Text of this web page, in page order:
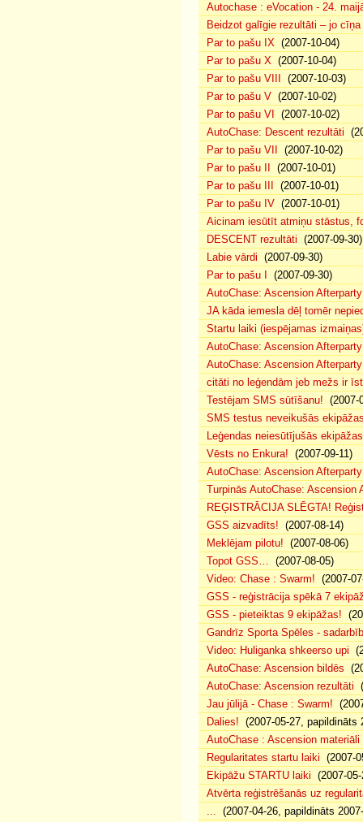
Autochase : eVocation - 24.
Beidzot galīgie rezultāti – jo
Par to pašu IX (2007-10-04)
Par to pašu X (2007-10-04)
Par to pašu VIII
(2007-10-03)
Par to pašu V (2007-10-02)
Par to pašu VI
(2007-10-02)
AutoChase: Descent rezultāti
Par to pašu VII
(2007-10-02)
Par to pašu II
(2007-10-01)
Par to pašu III
(2007-10-01)
Par to pašu IV (2007-10-01)
Aicinam iesūtīt atmiņu stāstus,
DESCENT rezultāti (2007-09-30)
Labie vārdi (2007-09-30)
Par to pašu I
(2007-09-30)
AutoChase: Ascension
JA kāda iemesla dēļ tomēr
Startu laiki (iespējamas
AutoChase: Ascension
AutoChase: Ascension
citāti no leģendām jeb mežs ir
Testējam SMS sūtīšanu! (2007-
SMS testus neveikušās
Leģendas neiesūtījušās ekipāžas
Vēsts no Enkura! (2007-09-11)
AutoChase: Ascension
Turpinās AutoChase: Ascension
REĢISTRĀCIJA SLĒGTA!
GSS aizvadīts! (2007-08-14)
Meklējam pilotu! (2007-08-06)
Topot GSS… (2007-08-05)
Video: Chase : Swarm! (2007-
GSS - reģistrācija spēkā 7
GSS - pieteiktas 9 ekipāžas!
Gandrīz Sporta Spēles -
Video: Huliganka shkeerso upi
AutoChase: Ascension bildēs
AutoChase: Ascension rezultāti
Jau jūlijā - Chase : Swarm!
Dalies! (2007-05-27, papildināts
AutoChase : Ascension materiāli
Regularitates startu laiki (2007-
Ekipāžu STARTU laiki (2007-
Atvērta reģistrēšanās uz
... (2007-04-26, papildināts